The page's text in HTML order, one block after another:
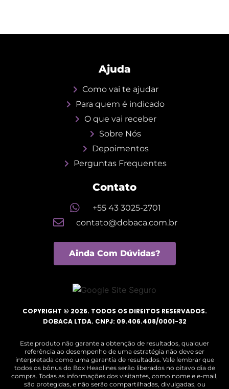
Ajuda
Como vai te ajudar
Para quem é indicado
O que vai receber
Sobre Nós
Depoimentos
Perguntas Frequentes
Contato
+55 43 3025-2701
contato@dobaca.com.br
Ainda Com Dúvidas?
COPYRIGHT © 2026. TODOS OS DIREITOS RESERVADOS.
DOBACA LTDA. CNPJ: 09.406.408/0001-32
Este produto não garante a obtenção de resultados, qualquer
referência ao desempenho de uma estratégia não deve ser
interpretada como uma garantia de resultados. Vale lembrar que
todos os bônus do Box Headlines serão liberados no oitavo dia de
compra. Todas as informações dos visitantes, como nome e e-mail,
são protegidas, e não serão compartilhadas, divulgadas, ou